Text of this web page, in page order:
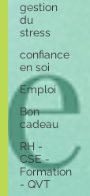
gestion
du
stress
confiance
en soi
Emploi
Bon
cadeau
RH -
CSE -
Formation
- QVT